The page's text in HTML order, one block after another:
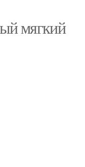
мягкий